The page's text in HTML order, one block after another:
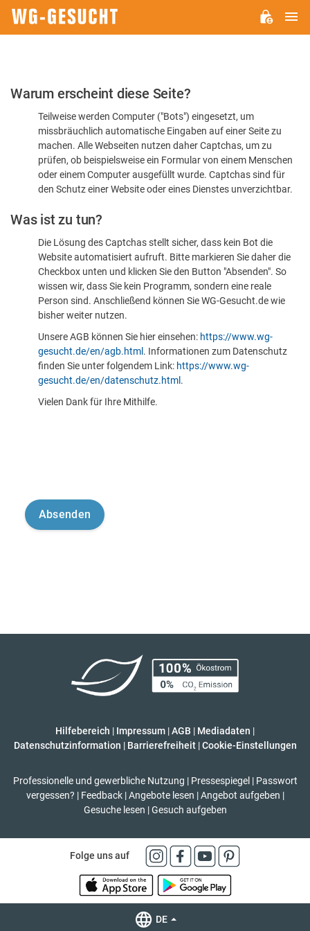
Bitte
dass
sind
Warum erscheint diese Seite?
Teilweise werden Computer ("Bots") eingesetzt, um
missbräuchlich automatische Eingaben auf einer Seite zu
machen. Alle Webseiten nutzen daher Captchas, um zu
prüfen, ob beispielsweise ein Formular von einem Menschen
oder einem Computer ausgefüllt wurde. Captchas sind für
den Schutz einer Website oder eines Dienstes unverzichtbar.
Was ist zu tun?
Die Lösung des Captchas stellt sicher, dass kein Bot die
Website automatisiert aufruft. Bitte markieren Sie daher die
Checkbox unten und klicken Sie den Button "Absenden". So
wissen wir, dass Sie kein Programm, sondern eine reale
Person sind. Anschließend können Sie WG-Gesucht.de wie
bisher weiter nutzen.
Unsere AGB können Sie hier einsehen: https://www.wg-
gesucht.de/en/agb.html . Informationen zum Datenschutz
finden Sie unter folgendem Link: https://www.wg-
gesucht.de/en/datenschutz.html .
Vielen Dank für Ihre Mithilfe.
Hilfebereich | Impressum |AGB | Mediadaten |
Datenschutzinformation | Barrierefreiheit | Cookie-Einstellungen
Professionelle und gewerbliche Nutzung | Pressespiegel | Passwort
vergessen? | Feedback | Angebote lesen | Angebot aufgeben |
Gesuche lesen | Gesuch aufgeben
Folge uns auf
DE